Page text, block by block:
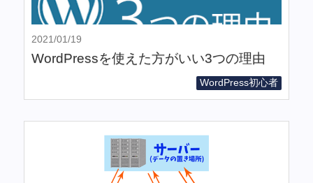
2021/01/19
WordPressを使えた方がいい3つの理由
WordPress初心者